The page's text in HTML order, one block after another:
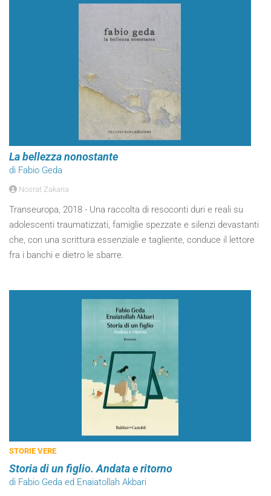
La bellezza nonostante
di Fabio Geda
Nosrat Zakaria
Transeuropa, 2018 - Una raccolta di resoconti duri e reali su
adolescenti traumatizzati, famiglie spezzate e silenzi devastanti
che, con una scrittura essenziale e tagliente, conduce il lettore
fra i banchi e dietro le sbarre.
STORIE VERE
Storia di un figlio. Andata e ritorno
di Fabio Geda ed Enaiatollah Akbari